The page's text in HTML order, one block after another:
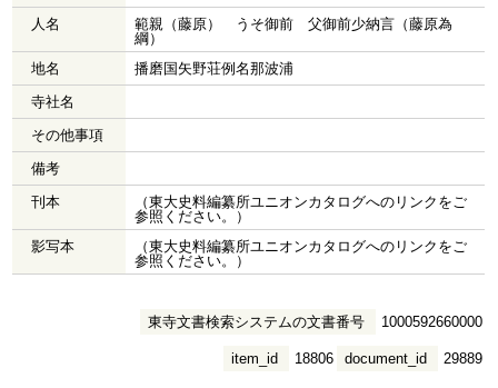
人名
範親（藤原） うそ御前 父御前少納言（藤原為
綱）
地名
播磨国矢野荘例名那波浦
寺社名
その他事項
備考
刊本
（東大史料編纂所ユニオンカタログへのリンクをご
参照ください。）
影写本
（東大史料編纂所ユニオンカタログへのリンクをご
参照ください。）
東寺文書検索システムの文書番号 1000592660000
document_id 29889
item_id 18806